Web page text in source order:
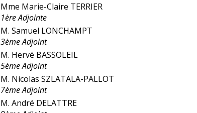
Mme Marie-Claire TERRIER
1ère Adjointe
M. Samuel LONCHAMPT
3ème Adjoint
M. Hervé BASSOLEIL
5ème Adjoint
M. Nicolas SZLATALA-PALLOT
7ème Adjoint
M. André DELATTRE